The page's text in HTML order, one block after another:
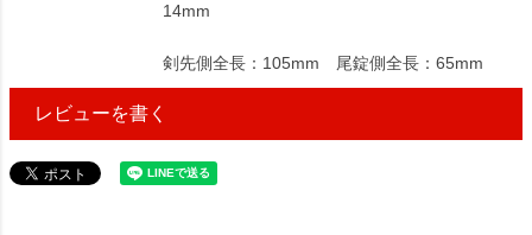
14mm
剣先側全長：105mm 尾錠側全長：65mm
レビューを書く